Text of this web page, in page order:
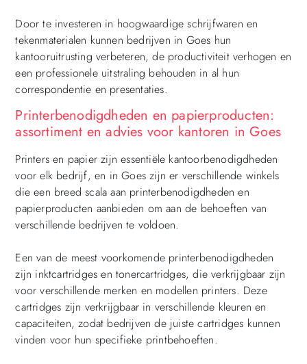
Door te investeren in hoogwaardige schrijfwaren en
tekenmaterialen kunnen bedrijven in Goes hun
kantooruitrusting verbeteren, de productiviteit verhogen en
een professionele uitstraling behouden in al hun
correspondentie en presentaties.
Printerbenodigdheden en papierproducten:
assortiment en advies voor kantoren in Goes
Printers en papier zijn essentiële kantoorbenodigdheden
voor elk bedrijf, en in Goes zijn er verschillende winkels
die een breed scala aan printerbenodigdheden en
papierproducten aanbieden om aan de behoeften van
verschillende bedrijven te voldoen.
Een van de meest voorkomende printerbenodigdheden
zijn inktcartridges en tonercartridges, die verkrijgbaar zijn
voor verschillende merken en modellen printers. Deze
cartridges zijn verkrijgbaar in verschillende kleuren en
capaciteiten, zodat bedrijven de juiste cartridges kunnen
vinden voor hun specifieke printbehoeften.